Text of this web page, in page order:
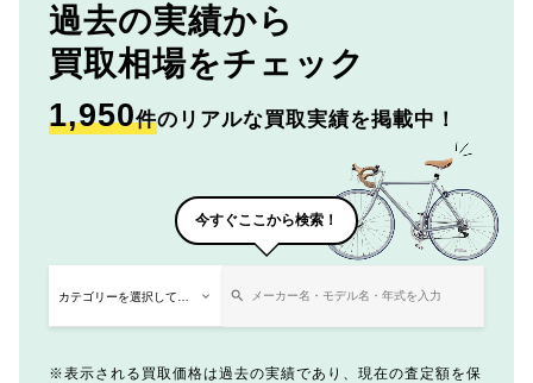
過去の実績から
買取相場をチェック
1,950件のリアルな買取実績を掲載中！
今すぐここから検索！
表示される買取価格は過去の実績であり、現在の査定額を保